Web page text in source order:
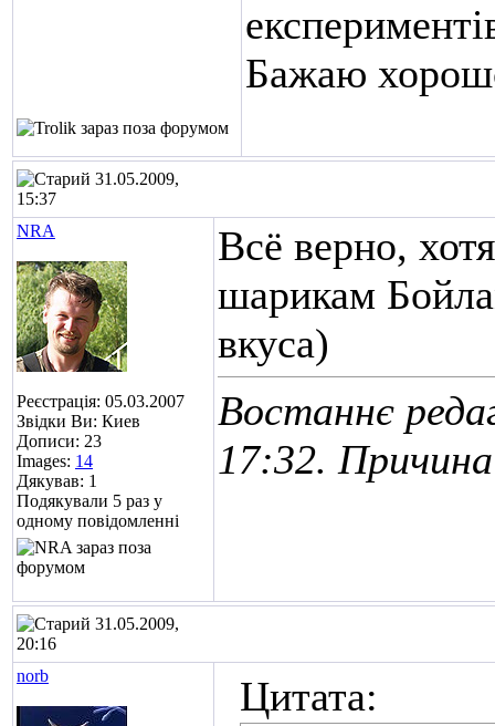
Бажаю
31.05.2009,
15:37
NRA
Реєстрація: 05.03.2007
Звідки Ви: Киев
Дописи: 23
Images: 14
Дякував: 1
Подякували 5 раз у
одному повідомленні
Всё верно,
шарикам
вкуса)
Востаннє
17:32.
31.05.2009,
20:16
norb
Цитата: